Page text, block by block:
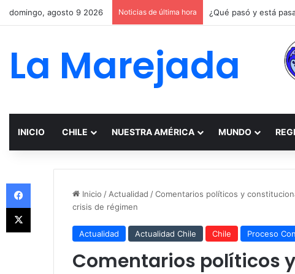
domingo, agosto 9 2026 Noticias de última hora
La Marejada
INICIO CHILE NUESTRA AMÉRICA MUNDO
Inicio / Actualidad /Comentarios políticos y
crisis de régimen
Actualidad Actualidad Chile Chile Proceso
Comentarios políticos
Facebook
X